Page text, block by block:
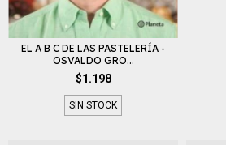
EL A B C DE LAS PASTELERÍA -
OSVALDO GRO...
$1.198
SIN STOCK